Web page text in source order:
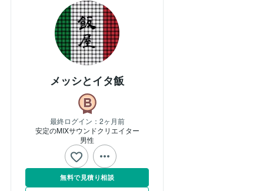
メッシとイタ飯
最終ログイン： 2ヶ月前
安定のMIXサウンドクリエイター
男性
無料で見積り相談